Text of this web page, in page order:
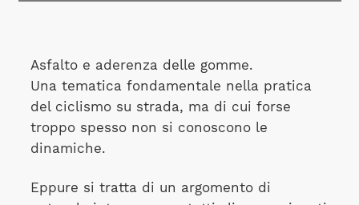
Asfalto e aderenza delle gomme.
Una tematica fondamentale nella pratica
del ciclismo su strada, ma di cui forse
troppo spesso non si conoscono le
dinamiche.
Eppure si tratta di un argomento di